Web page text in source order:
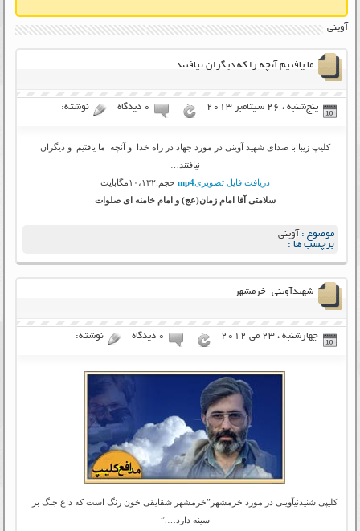
آوینی
ما یافتیم آنچه را که دیگران نیافتند….
پنج‌شنبه ، 26 سپتامبر 2013 ۰ دیدگاه نوشته:
کلیپ زیبا با صدای شهید آوینی در مورد جهاد در راه خدا و آنچه ما یافتیم و دیگران
نیافتند…
دریافت فایل تصویریmp4 حجم:۱۰،۱۳۲مگابایت
سلامتی آقا امام زمان(عج) و امام خامنه ای صلوات
موضوع : آوینی
برچسب ها :
شهیدآوینی-خرمشهر
چهارشنبه ، 23 می 2012 ۰ دیدگاه نوشته:
کلیپی شنیدنیآوینی در مورد خرمشهر”خرمشهر شقایقی خون رنگ است که داغ جنگ بر
سینه دارد….”